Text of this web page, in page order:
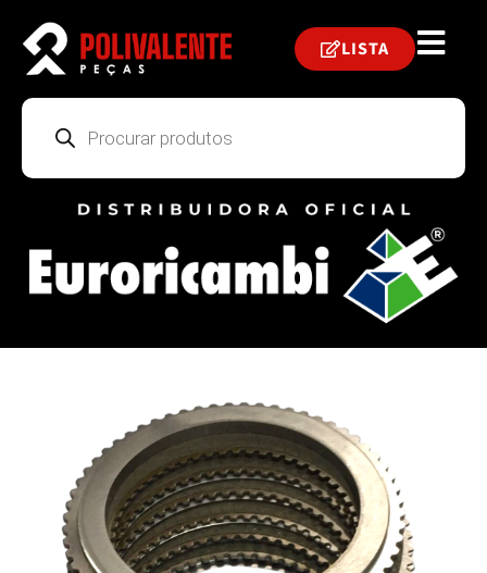
LISTA